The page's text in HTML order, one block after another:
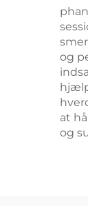
og
at
og